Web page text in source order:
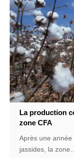
La production
zone CFA
Après une
jassides, la zone